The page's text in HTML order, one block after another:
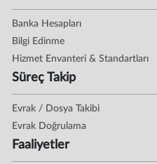
Banka Hesapları
Bilgi Edinme
Hizmet Envanteri & Standartları
Süreç Takip
Evrak / Dosya Takibi
Evrak Doğrulama
Faaliyetler